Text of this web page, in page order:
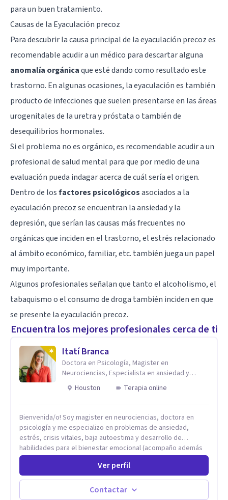
para un buen tratamiento.
Causas de la Eyaculación precoz
Para descubrir la causa principal de la eyaculación precoz es
recomendable acudir a un médico para descartar alguna
anomalía orgánicaque esté dando como resultado este
trastorno. En algunas ocasiones, la eyaculación es también
producto de infecciones que suelen presentarse en las áreas
urogenitales de la uretra y próstata o también de
desequilibrios hormonales.
Si el problema no es orgánico, es recomendable acudir a un
profesional de salud mental para que por medio de una
evaluación pueda indagar acerca de cuál sería el origen.
Dentro de losfactores psicológicosasociados a la
eyaculación precoz se encuentran laansiedady la
depresión, que serían las causas más frecuentes no
orgánicas que inciden en el trastorno, elestrés relacionado
al ámbito económico, familiar, etc. también juega un papel
muy importante.
Algunos profesionales señalan que tanto el alcoholismo, el
tabaquismoo elconsumo de droga también inciden en que
se presente la eyaculación precoz.
Encuentra los mejores profesionales cerca de ti
Itatí Branca
Doctora en Psicología, Magister en
Neurociencias, Especialista en ansiedad y
mindfulness
Houston Terapia online
Bienvenida/o! Soy magister en neurociencias, doctora en
psicología y me especializo en problemas de ansiedad,
estrés, crisis vitales, baja autoestima y desarrollo de
habilidades para el bienestar emocional (acompaño además
problemáticas como la desregulación emocional, tendencias
perfeccionistas, liderazgo, problemas de sueño, depresión,
entre otras).
Ver perfil
Contactar